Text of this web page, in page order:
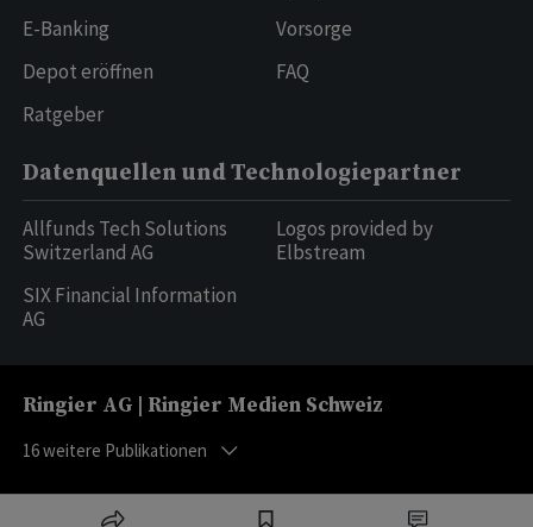
E-Banking
Depot eröffnen
Ratgeber
Vorsorge
FAQ
Datenquellen und Technologiepartner
Allfunds Tech Solutions
Switzerland AG
SIX Financial Information
AG
Logos provided by
Elbstream
Ringier AG | Ringier Medien Schweiz
16weitere Publikationen